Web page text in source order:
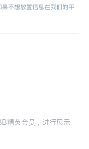
果不想放置信息在我们的平
精英会员，进行展示